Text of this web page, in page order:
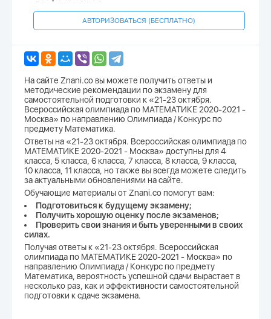
АВТОРИЗОВАТЬСЯ (БЕСПЛАТНО)
На сайте Znani.co вы можете получить ответы и
методические рекомендации по экзамену для
самостоятельной подготовки к «21-23 октября.
Всероссийская олимпиада по МАТЕМАТИКЕ 2020-2021 -
Москва» по направлению Олимпиада / Конкурс по
предмету Математика.
Ответы на «21-23 октября. Всероссийская олимпиада по
МАТЕМАТИКЕ 2020-2021 - Москва» доступны для 4
класса, 5 класса, 6 класса, 7 класса, 8 класса, 9 класса,
10 класса, 11 класса, но также вы всегда можете следить
за актуальными обновлениями на сайте.
Обучающие материалы от Znani.co помогут вам:
Подготовиться к будущему экзамену;
Получить хорошую оценку после экзаменов;
Проверить свои знания и быть уверенными в своих
силах.
Получая ответы к «21-23 октября. Всероссийская
олимпиада по МАТЕМАТИКЕ 2020-2021 - Москва» по
направлению Олимпиада / Конкурс по предмету
Математика, вероятность успешной сдачи вырастает в
несколько раз, как и эффективности самостоятельной
подготовки к сдаче экзамена.